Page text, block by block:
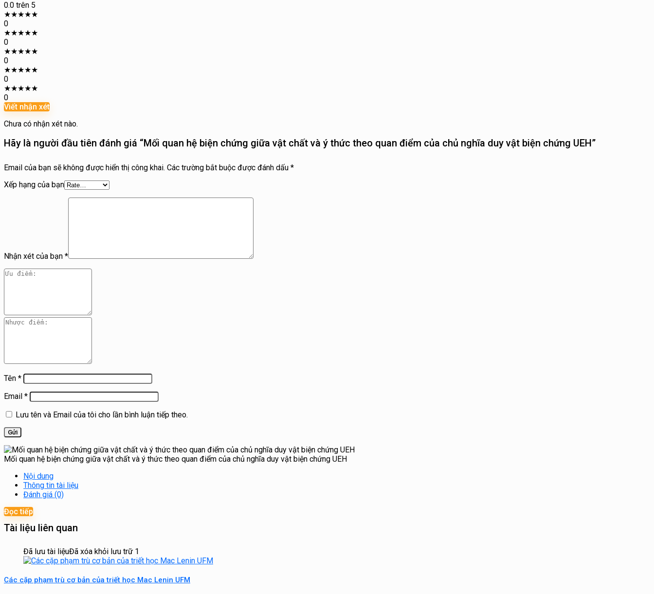
0.0 trên 5
★★★★★
0
★★★★★
0
★★★★★
0
★★★★★
0
★★★★★
0
Viết nhận xét
Chưa có nhận xét nào.
Hãy là người đầu tiên đánh giá “Mối quan hệ biện chứng giữa vật chất và ý thức theo quan điểm của chủ nghĩa duy vật biện chứng UEH”
Email của bạn sẽ không được hiển thị công khai. Các trường bắt buộc được đánh dấu *
Xếp hạng của bạn
Nhận xét của bạn *
Tên *
Email *
Lưu tên và Email của tôi cho lần bình luận tiếp theo.
Mối quan hệ biện chứng giữa vật chất và ý thức theo quan điểm của chủ nghĩa duy vật biện chứng UEH
Nội dung
Thông tin tài liệu
Đánh giá (0)
Đọc tiếp
Tài liệu liên quan
Đã lưu tài liệuĐã xóa khỏi lưu trữ 1
Các cặp phạm trù cơ bản của triết học Mac Lenin UFM